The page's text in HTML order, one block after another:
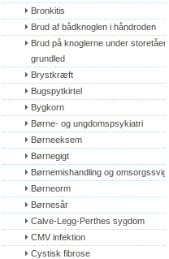
Bronkitis
Brud af bådknoglen i håndroden
Brud på knoglerne under storetåens
grundled
Brystkræft
Bugspytkirtel
Bygkorn
Børne- og ungdomspsykiatri
Børneeksem
Børnegigt
Børnemishandling og omsorgssvigt
Børneorm
Børnesår
Calve-Legg-Perthes sygdom
CMV infektion
Cystisk fibrose